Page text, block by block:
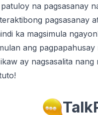
na pagsasanay
pagsasanay
ka magsimula
ang
ay nagsasalita